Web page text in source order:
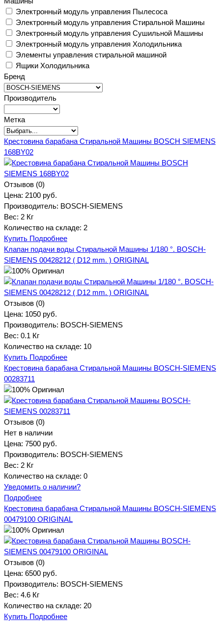
Электронный модуль управления Пылесоса
Электронный модуль управления Стиральной Машины
Электронный модуль управления Сушильной Машины
Электронный модуль управления Холодильника
Элементы управления стиральной машиной
Ящики Холодильника
Бренд
Производитель
Метка
Крестовина барабана Стиральной Машины BOSCH SIEMENS
168BY02
Отзывов (0)
Цена: 2100 руб.
Производитель: BOSCH-SIEMENS
Вес: 2 Кг
Количество на складе: 2
Купить Подробнее
Клапан подачи воды Стиральной Машины 1/180 °. BOSCH-
SIEMENS 00428212 ( D12 mm. ) ORIGINAL
Отзывов (0)
Цена: 1050 руб.
Производитель: BOSCH-SIEMENS
Вес: 0.1 Кг
Количество на складе: 10
Купить Подробнее
Крестовина барабана Стиральной Машины BOSCH-SIEMENS
00283711
Отзывов (0)
Нет в наличии
Цена: 7500 руб.
Производитель: BOSCH-SIEMENS
Вес: 2 Кг
Количество на складе: 0
Уведомить о наличии?
Подробнее
Крестовина барабана Стиральной Машины BOSCH-SIEMENS
00479100 ORIGINAL
Отзывов (0)
Цена: 6500 руб.
Производитель: BOSCH-SIEMENS
Вес: 4.6 Кг
Количество на складе: 20
Купить Подробнее